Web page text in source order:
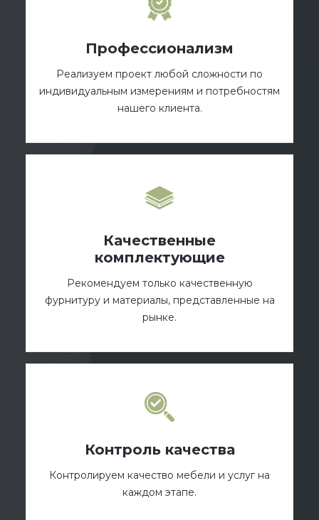
Профессионализм
Реализуем проект любой сложности по
индивидуальным измерениям и потребностям
нашего клиента.
Качественные
комплектующие
Рекомендуем только качественную
фурнитуру и материалы, представленные на
рынке.
Контроль качества
Контролируем качество мебели и услуг на
каждом этапе.